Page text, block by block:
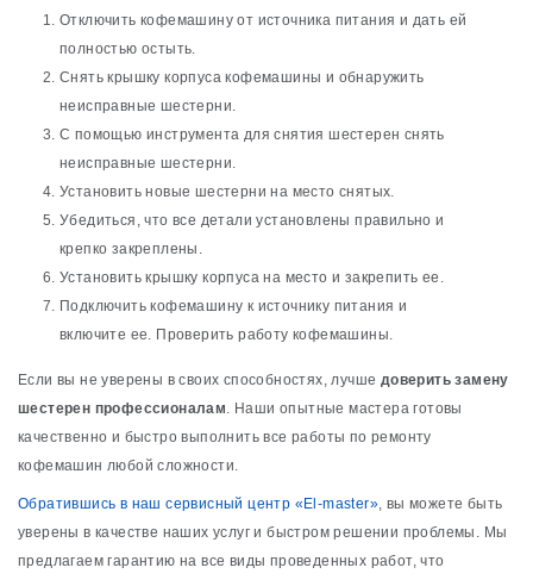
Отключить кофемашину от источника питания и дать ей
полностью остыть.
Снять крышку корпуса кофемашины и обнаружить
неисправные шестерни.
С помощью инструмента для снятия шестерен снять
неисправные шестерни.
Установить новые шестерни на место снятых.
Убедиться, что все детали установлены правильно и
крепко закреплены.
Установить крышку корпуса на место и закрепить ее.
Подключить кофемашину к источнику питания и
включите ее. Проверить работу кофемашины.
Если вы не уверены в своих способностях, лучше доверить замену
шестерен профессионалам. Наши опытные мастера готовы
качественно и быстро выполнить все работы по ремонту
кофемашин любой сложности.
Обратившись в наш сервисный центр «El-master», вы можете быть
уверены в качестве наших услуг и быстром решении проблемы. Мы
предлагаем гарантию на все виды проведенных работ, что